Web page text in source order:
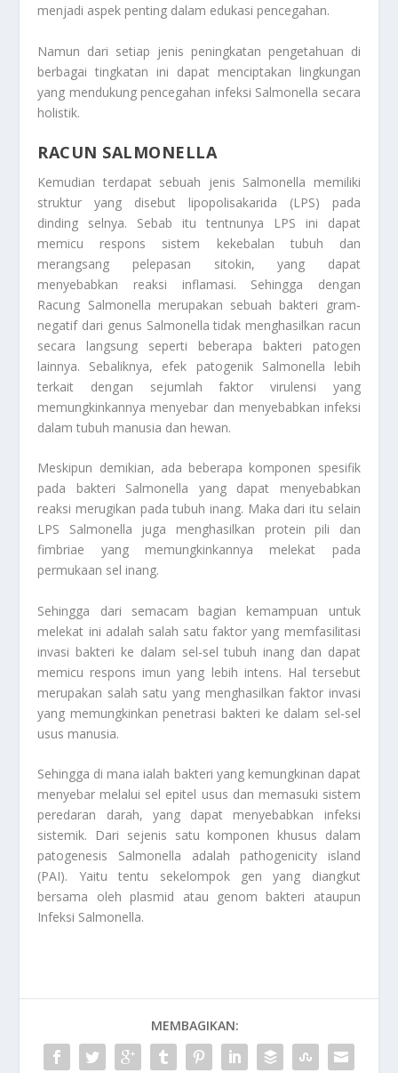
menjadi aspek penting dalam edukasi pencegahan.
Namun dari setiap jenis peningkatan pengetahuan di
berbagai tingkatan ini dapat menciptakan lingkungan
yang mendukung pencegahan infeksi Salmonella secara
holistik.
RACUN SALMONELLA
Kemudian terdapat sebuah jenis Salmonella memiliki
struktur yang disebut lipopolisakarida (LPS) pada
dinding selnya. Sebab itu tentnunya LPS ini dapat
memicu respons sistem kekebalan tubuh dan
merangsang pelepasan sitokin, yang dapat
menyebabkan reaksi inflamasi. Sehingga dengan
Racung Salmonella merupakan sebuah bakteri gram-
negatif dari genus Salmonella tidak menghasilkan racun
secara langsung seperti beberapa bakteri patogen
lainnya. Sebaliknya, efek patogenik Salmonella lebih
terkait dengan sejumlah faktor virulensi yang
memungkinkannya menyebar dan menyebabkan infeksi
dalam tubuh manusia dan hewan.
Meskipun demikian, ada beberapa komponen spesifik
pada bakteri Salmonella yang dapat menyebabkan
reaksi merugikan pada tubuh inang. Maka dari itu selain
LPS Salmonella juga menghasilkan protein pili dan
fimbriae yang memungkinkannya melekat pada
permukaan sel inang.
Sehingga dari semacam bagian kemampuan untuk
melekat ini adalah salah satu faktor yang memfasilitasi
invasi bakteri ke dalam sel-sel tubuh inang dan dapat
memicu respons imun yang lebih intens. Hal tersebut
merupakan salah satu yang menghasilkan faktor invasi
yang memungkinkan penetrasi bakteri ke dalam sel-sel
usus manusia.
Sehingga di mana ialah bakteri yang kemungkinan dapat
menyebar melalui sel epitel usus dan memasuki sistem
peredaran darah, yang dapat menyebabkan infeksi
sistemik. Dari sejenis satu komponen khusus dalam
patogenesis Salmonella adalah pathogenicity island
(PAI). Yaitu tentu sekelompok gen yang diangkut
bersama oleh plasmid atau genom bakteri ataupun
Infeksi Salmonella.
MEMBAGIKAN: